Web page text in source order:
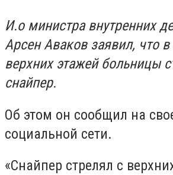
И.о министра внутренних
Арсен Аваков заявил, что
верхних этажей больницы
снайпер.
Об этом он сообщил на
социальной сети.
«Снайпер стрелял с